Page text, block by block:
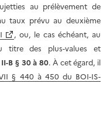
au prélèvement de
taux prévu au deuxième
, ou, le cas échéant, au
des plus-values et
II-B § 30 à 80. À cet égard, il
§ 440 à 450 du BOI-IS-